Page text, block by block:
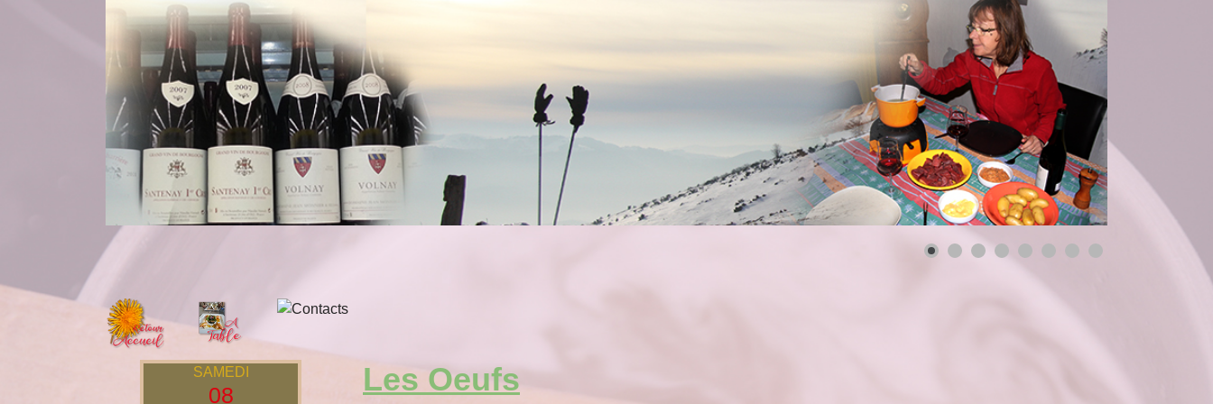
SAMEDI
08 Les Oeufs